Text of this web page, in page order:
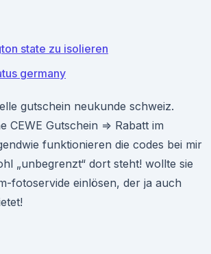
state zu isolieren
germany
gutschein neukunde schweiz.
CEWE Gutschein ⇒ Rabatt im
funktionieren die codes bei mir
„unbegrenzt“ dort steht! wollte sie
fotoservide einlösen, der ja auch